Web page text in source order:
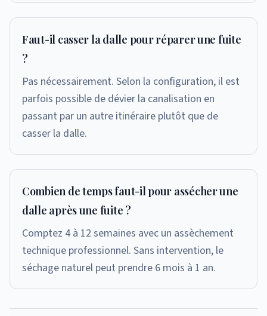
Faut-il casser la dalle pour réparer une fuite
?
Pas nécessairement. Selon la configuration, il est
parfois possible de dévier la canalisation en
passant par un autre itinéraire plutôt que de
casser la dalle.
Combien de temps faut-il pour assécher une
dalle après une fuite ?
Comptez 4 à 12 semaines avec un assèchement
technique professionnel. Sans intervention, le
séchage naturel peut prendre 6 mois à 1 an.